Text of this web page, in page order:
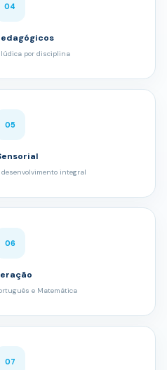
04
por disciplina
05
integral
06
e Matemática
07